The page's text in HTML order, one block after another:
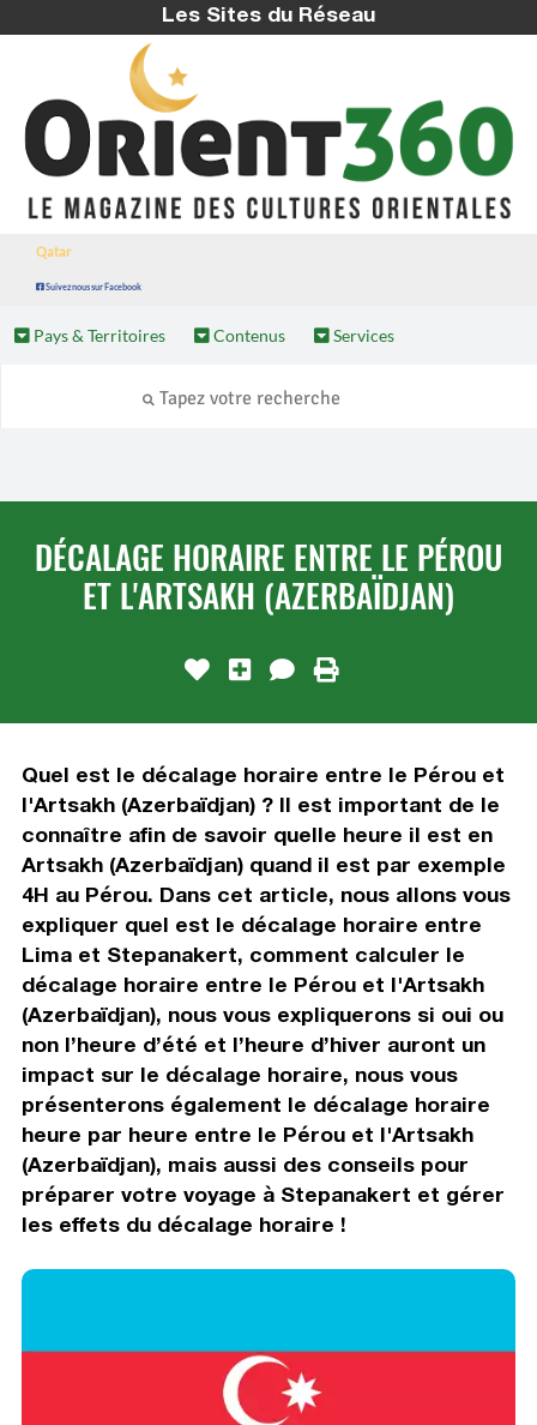
Les Sites du Réseau
Qatar
Suivez nous sur Facebook
Pays & Territoires Contenus Services
DÉCALAGE HORAIRE ENTRE LE PÉROU
ET L'ARTSAKH (AZERBAÏDJAN)
Quel est le décalage horaire entre le Pérou et
l'Artsakh (Azerbaïdjan) ? Il est important de le
connaître afin de savoir quelle heure il est en
Artsakh (Azerbaïdjan) quand il est par exemple
4H au Pérou. Dans cet article, nous allons vous
expliquer quel est le décalage horaire entre
Lima et Stepanakert, comment calculer le
décalage horaire entre le Pérou et l'Artsakh
(Azerbaïdjan), nous vous expliquerons si oui ou
non l’heure d’été et l’heure d’hiver auront un
impact sur le décalage horaire, nous vous
présenterons également le décalage horaire
heure par heure entre le Pérou et l'Artsakh
(Azerbaïdjan), mais aussi des conseils pour
préparer votre voyage à Stepanakert et gérer
les effets du décalage horaire !